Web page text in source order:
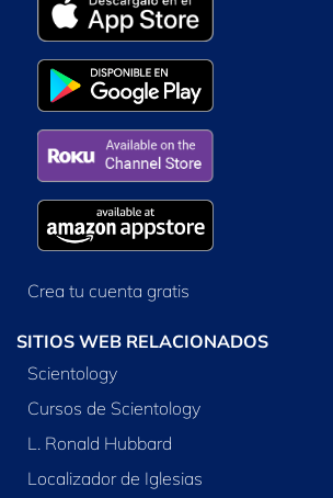
Crea tu cuenta gratis
SITIOS WEB RELACIONADOS
Scientology
Cursos de Scientology
L. Ronald Hubbard
Localizador de Iglesias